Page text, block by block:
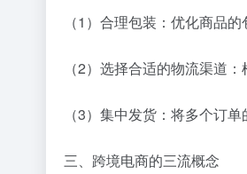
（1）合理包装：优化商品
（2）选择合适的物流渠道
（3）集中发货：将多个订
三、跨境电商的三流概念